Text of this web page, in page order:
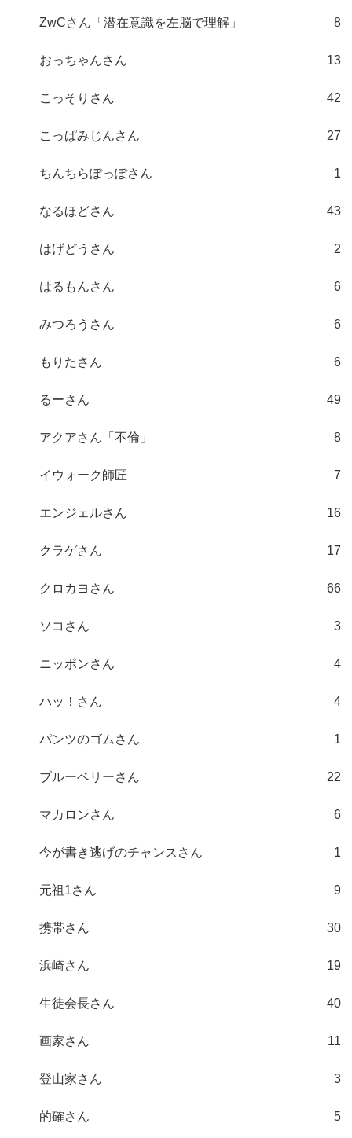
ZwCさん「潜在意識を左脳で理解」 8
おっちゃんさん 13
こっそりさん 42
こっぱみじんさん 27
ちんちらぽっぽさん 1
なるほどさん 43
はげどうさん 2
はるもんさん 6
みつろうさん 6
もりたさん 6
るーさん 49
アクアさん「不倫」 8
イウォーク師匠 7
エンジェルさん 16
クラゲさん 17
クロカヨさん 66
ソコさん 3
ニッポンさん 4
ハッ！さん 4
パンツのゴムさん 1
ブルーベリーさん 22
マカロンさん 6
今が書き逃げのチャンスさん 1
元祖1さん 9
携帯さん 30
浜崎さん 19
生徒会長さん 40
画家さん 11
登山家さん 3
的確さん 5